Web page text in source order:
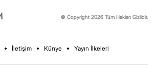
© Copyright 2026 Tüm Hakları Gizlidir.
İletişim Künye Yayın İlkeleri